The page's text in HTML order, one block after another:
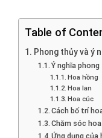
Table of
Phong thủy và ý
Ý nghĩa
Hoa hồng
Hoa lan
Hoa cúc
Cách bố trí
Chăm sóc
Ứng dụng